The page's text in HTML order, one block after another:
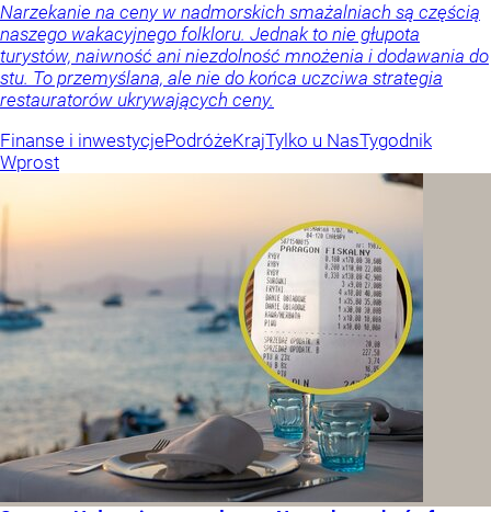
Narzekanie na ceny w nadmorskich smażalniach są częścią
naszego wakacyjnego folkloru. Jednak to nie głupota
turystów, naiwność ani niezdolność mnożenia i dodawania do
stu. To przemyślana, ale nie do końca uczciwa strategia
restauratorów ukrywających ceny.
Finanse i inwestycjePodróżeKrajTylko u NasTygodnik
Wprost